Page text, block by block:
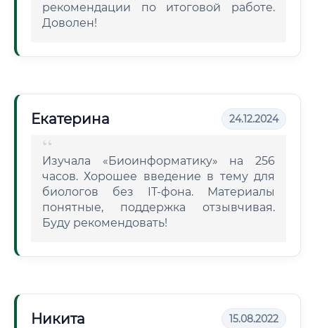
рекомендации по итоговой работе.
Доволен!
Екатерина 24.12.2024
Изучала «Биоинформатику» на 256
часов. Хорошее введение в тему для
биологов без IT-фона. Материалы
понятные, поддержка отзывчивая.
Буду рекомендовать!
Никита 15.08.2022